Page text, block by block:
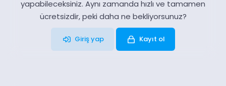
yapabileceksiniz. Aynı zamanda hızlı ve tamamen
ücretsizdir, peki daha ne bekliyorsunuz?
Giriş yap Kayıt ol